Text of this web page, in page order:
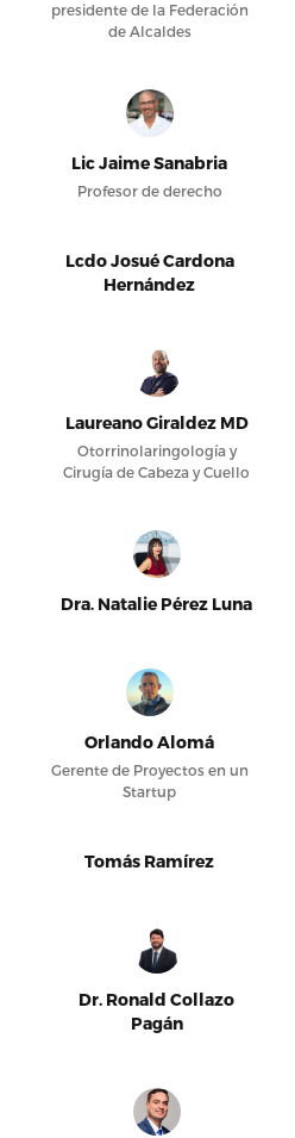
presidente de la Federación
de Alcaldes
Lic Jaime Sanabria
Profesor de derecho
Lcdo Josué Cardona
Hernández
Laureano Giraldez MD
Otorrinolaringología y
Cirugía de Cabeza y Cuello
Dra. Natalie Pérez Luna
Orlando Alomá
Gerente de Proyectos en un
Startup
Tomás Ramírez
Dr. Ronald Collazo
Pagán